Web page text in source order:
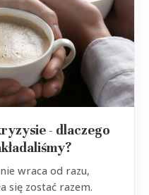
- dlaczego
wraca od razu,
się zostać razem.